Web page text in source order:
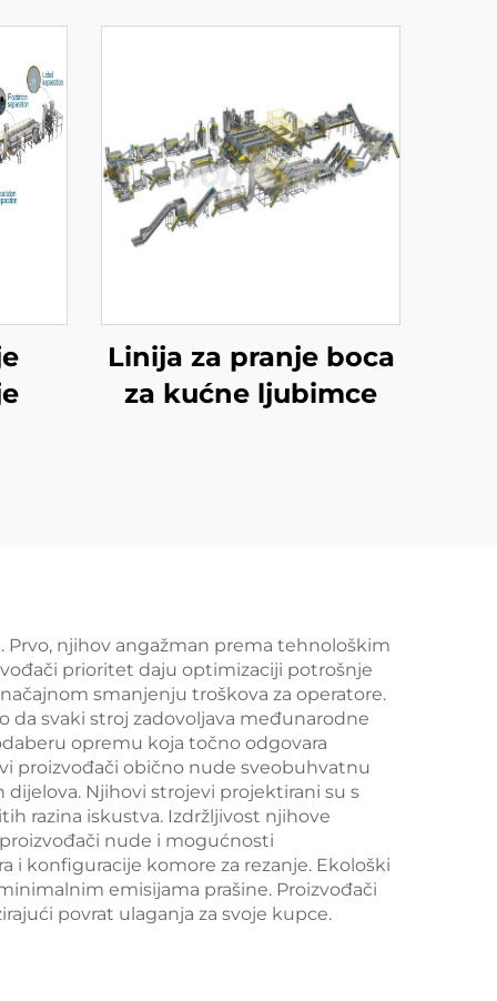
Linija za pranje boca
za kućne ljubimce
njihov angažman prema tehnološkim
prioritet daju optimizaciji potrošnje
smanjenju troškova za operatore.
da svaki stroj zadovoljava međunarodne
opremu koja točno odgovara
proizvođači obično nude sveobuhvatnu
Njihovi strojevi projektirani su s
razina iskustva. Izdržljivost njihove
nude i mogućnosti
i konfiguracije komore za rezanje. Ekološki
emisijama prašine. Proizvođači
povrat ulaganja za svoje kupce.